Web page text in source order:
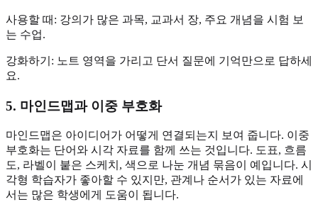
사용할 때: 강의가 많은 과목, 교과서 장, 주요 개념을 시험 보
는 수업.
강화하기: 노트 영역을 가리고 단서 질문에 기억만으로 답하세
요.
5. 마인드맵과 이중 부호화
마인드맵은 아이디어가 어떻게 연결되는지 보여 줍니다. 이중
부호화는 단어와 시각 자료를 함께 쓰는 것입니다. 도표, 흐름
도, 라벨이 붙은 스케치, 색으로 나눈 개념 묶음이 예입니다. 시
각형 학습자가 좋아할 수 있지만, 관계나 순서가 있는 자료에
서는 많은 학생에게 도움이 됩니다.